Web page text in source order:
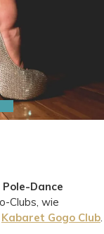
Dance
Clubs, wie
Kabaret Gogo Club